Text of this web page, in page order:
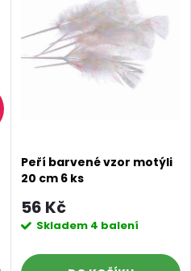
Peří barvené vzor motýli
20 cm 6 ks
56 Kč
Skladem 4 balení